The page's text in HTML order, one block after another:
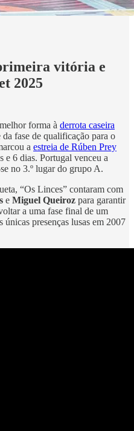
vitória e
2025
forma à derrota caseira
fase de qualificação para o
a estreia de Rúben Prey
e 6 dias. Portugal venceu a
no 3.º lugar do grupo A.
“Os Linces” contaram com
e Miguel Queiroz para garantir
a uma fase final de um
presenças lusas em 2007